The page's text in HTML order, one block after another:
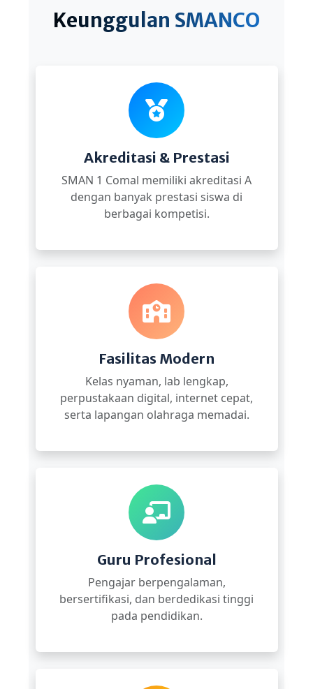
Keunggulan SMANCO
Akreditasi & Prestasi
SMAN 1 Comal memiliki akreditasi A
dengan banyak prestasi siswa di
berbagai kompetisi.
Fasilitas Modern
Kelas nyaman, lab lengkap,
perpustakaan digital, internet cepat,
serta lapangan olahraga memadai.
Guru Profesional
Pengajar berpengalaman,
bersertifikasi, dan berdedikasi tinggi
pada pendidikan.